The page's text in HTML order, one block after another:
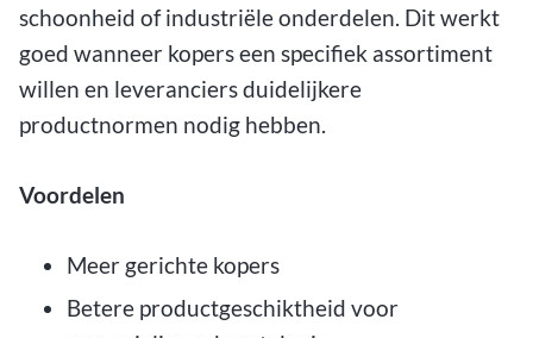
schoonheid of industriële onderdelen. Dit werkt
goed wanneer kopers een specifiek assortiment
willen en leveranciers duidelijkere
productnormen nodig hebben.
Voordelen
Meer gerichte kopers
Betere productgeschiktheid voor